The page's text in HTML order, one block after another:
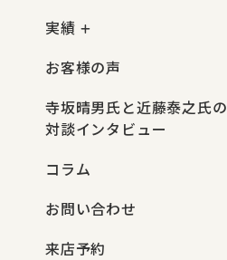
実績
お客様の声
寺坂晴男氏と近藤泰之氏の
対談インタビュー
コラム
お問い合わせ
来店予約